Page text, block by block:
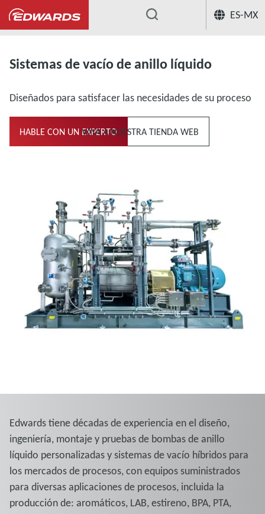
ES-MX
... Compresores y bombas de vacío de
Sistemas de vacío de anillo líquido
Diseñados para satisfacer las necesidades de su proceso
HABLE CON UN EXPERTOVAYA A NUESTRA TIENDA WEB
Edwards tiene décadas de experiencia en el diseño,
ingeniería, montaje y pruebas de bombas de anillo
líquido personalizadas y sistemas de vacío híbridos para
los mercados de procesos, con equipos suministrados
para diversas aplicaciones de procesos, incluida la
producción de: aromáticos, LAB, estireno, BPA, PTA,